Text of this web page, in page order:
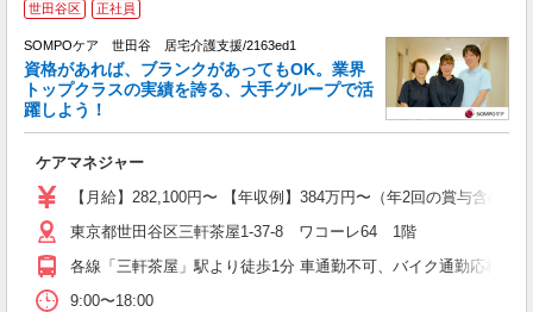
世田谷区 正社員
SOMPOケア 世田谷 居宅介護支援/2163ed1
資格があれば、ブランクがあってもOK。業界
トップクラスの実績を誇る、大手グループで活
躍しよう！
ケアマネジャー
【月給】282,100円〜 【年収例】384万円〜（年2回の賞与含
東京都世田谷区三軒茶屋1-37-8 ワコーレ64 1階
各線「三軒茶屋」駅より徒歩1分 車通勤不可、バイク通勤応相談
9:00〜18:00